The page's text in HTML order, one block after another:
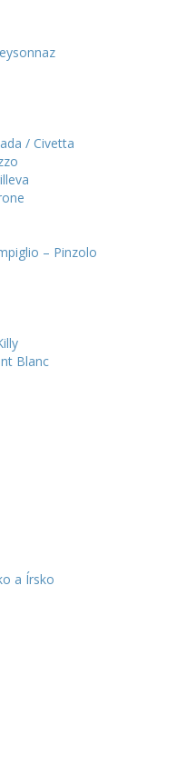
/ Civetta
– Pinzolo
Blanc
a Írsko